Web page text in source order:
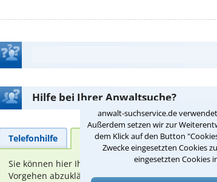
anwalt-suchservice.de
Außerdem setzen wir zur
dem Klick auf den Button
Zwecke eingesetzten Cookies
eingesetzten Cookies
Hilfe bei Ihrer Anwaltsuche?
Telefonhilfe Beratungsanfrage
Sie können hier Ihren Fall schildern.
Vorgehen abzuklären. Die Rückmeldung durch